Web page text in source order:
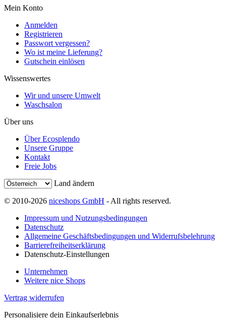
Mein Konto
Anmelden
Registrieren
Passwort vergessen?
Wo ist meine Lieferung?
Gutschein einlösen
Wissenswertes
Wir und unsere Umwelt
Waschsalon
Über uns
Über Ecosplendo
Unsere Gruppe
Kontakt
Freie Jobs
Land ändern
© 2010-2026 niceshops GmbH - All rights reserved.
Impressum und Nutzungsbedingungen
Datenschutz
Allgemeine Geschäftsbedingungen und Widerrufsbelehrung
Barrierefreiheitserklärung
Datenschutz-Einstellungen
Unternehmen
Weitere nice Shops
Vertrag widerrufen
Personalisiere dein Einkaufserlebnis